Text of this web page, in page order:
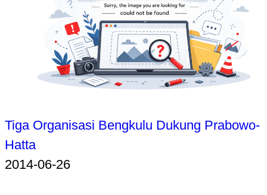
Tiga Organisasi Bengkulu Dukung Prabowo-
Hatta
2014-06-26